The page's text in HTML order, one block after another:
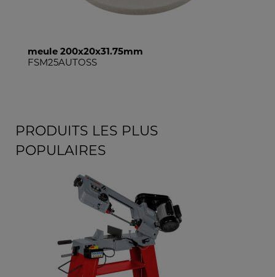
meule 200x20x31.75mm
FSM25AUTOSS
PRODUITS LES PLUS
POPULAIRES